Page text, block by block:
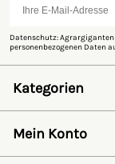
Datenschutz:
personenbezogenen Daten
Kategorien
Schermaschinen
Futter- &
Haus, Hof & Stall
Mein Konto